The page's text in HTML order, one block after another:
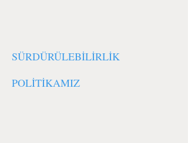
SÜRDÜRÜLEBİLİRLİK
POLİTİKAMIZ